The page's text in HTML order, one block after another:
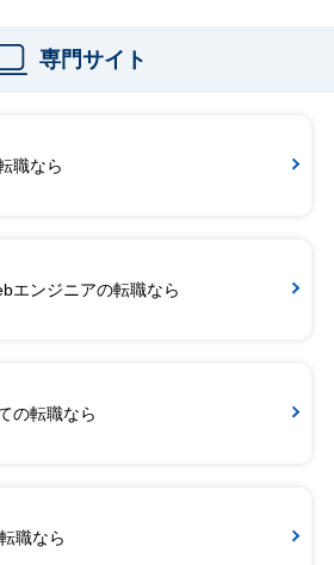
専門サイト
職なら
エンジニアの転職なら
の転職なら
職なら